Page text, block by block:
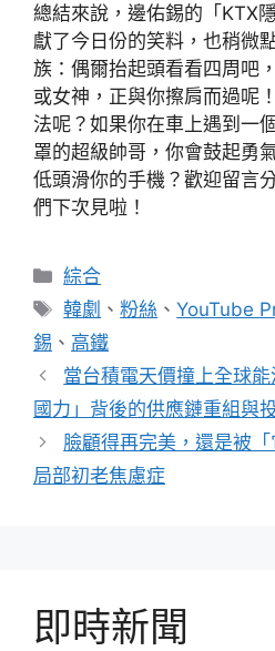
總結來說，邊佑錫的「KTX
獻了今日份的笑料，也稍微
族：偶爾抬起頭看看四周吧
或女神，正與你擦肩而過呢
法呢？如果你在車上遇到一
罩的超級帥哥，你會鼓起勇
低頭滑你的手機？歡迎留言
們下次見啦！
分
類
綜合
標
籤
韓劇 、粉絲 、YouTube
錫 、 高鐵
當台積電天價撞上全球
國力」背後的供應鏈重組與
臉顧得再完美，還是被
局部初老焦慮症
即時新聞